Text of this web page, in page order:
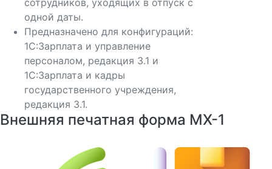
сотрудников, уходящих в отпуск с
одной даты.
Предназначено для конфигураций:
1C:Зарплата и управление
персоналом, редакция 3.1 и
1С:Зарплата и кадры
государственного учреждения,
редакция 3.1.
Внешняя печатная форма МХ-1